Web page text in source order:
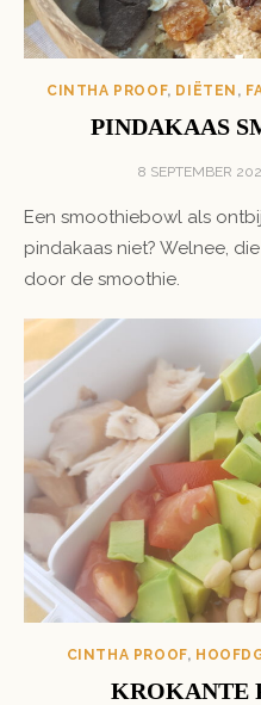
CINTHA PROOF, DIËTEN ,
PINDAKAAS
POSTED
8 SEPTEMBER
Een smoothiebowl als
pindakaas niet? Welnee,
door de smoothie.
CINTHA PROOF,
KROKANTE